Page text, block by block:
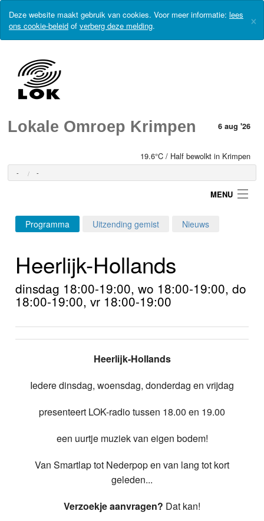
Deze website maakt gebruik van cookies. Voor meer informatie: lees
ons cookie-beleid of verberg deze melding. ×
Lokale Omroep Krimpen 6 aug '26
19.6°C / Half bewolkt in Krimpen
- -
MENU
Login
Home
Programma's
Video
Webcam
Programma Uitzending gemist Nieuws
Heerlijk-Hollands
dinsdag 18:00-19:00, wo 18:00-19:00, do
18:00-19:00, vr 18:00-19:00
Heerlijk-Hollands
Iedere dinsdag, woensdag, donderdag en vrijdag
presenteert LOK-radio tussen 18.00 en 19.00
een uurtje muziek van eigen bodem!
Van Smartlap tot Nederpop en van lang tot kort
geleden...
Verzoekje aanvragen? Dat kan!